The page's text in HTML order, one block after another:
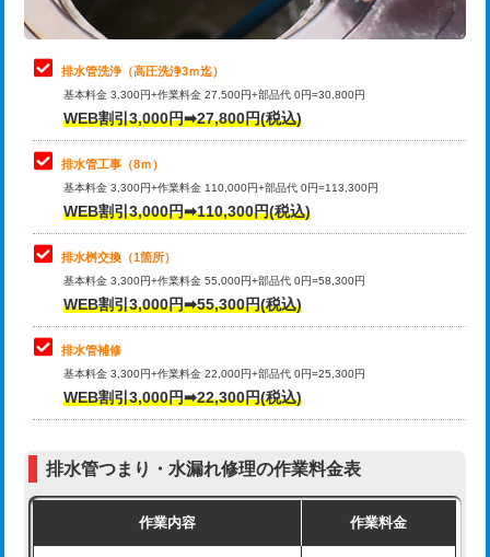
排水管工事（排水管工事/3ｍまで） 55,000円
排水管工事（追加 排水管工事/3ｍ超
え）
マス交換（土の掘削・埋め戻し作業）
マス交換（深さ50㎝未満）
マス交換（深さ50㎝以上）
コンクリート斫り（厚さ10㎝まで）
コンクリート斫り（厚さ10㎝超え）
モルタル補修（厚さ10㎝まで）
モルタル補修（厚さ10㎝超え）
追加人工 16,500円
現場見積
止水・漏水調査・防水処理・清掃・修
理・調整・分解・加工など（中作業）
22,000円
止水・漏水調査・防水処理・清掃・修
理・調整・分解・加工など（重作業）
33,000円
その他部品の脱着
交換・取付（タンク）
交換・取付(単水栓（壁付・デッキ
式）)
交換・取付(混合水栓（壁付・デッキ
式・ワンホール）)
16,500円+材料費
交換・取付(排水栓・排水トラップ
交換・取付（その他部品） 11,000円+材料費
持込商品取付（単水栓） 13,200円
持込商品取付（混合水栓） 16,500円
排水管洗浄（高圧洗浄3ｍ迄）
基本料金 3,300円+作業料金 27,500円+部品代 0円=30,800円
WEB割引3,000円➡27,800円(税込)
排水管工事（8ｍ）
基本料金 3,300円+作業料金 110,000円+部品代 0円=113,300円
WEB割引3,000円➡110,300円(税込)
排水桝交換（1箇所）
基本料金 3,300円+作業料金 55,000円+部品代 0円=58,300円
WEB割引3,000円➡55,300円(税込)
排水管補修
基本料金 3,300円+作業料金 22,000円+部品代 0円=25,300円
WEB割引3,000円➡22,300円(税込)
排水管つまり・水漏れ修理の作業料金表
作業内容 作業料金